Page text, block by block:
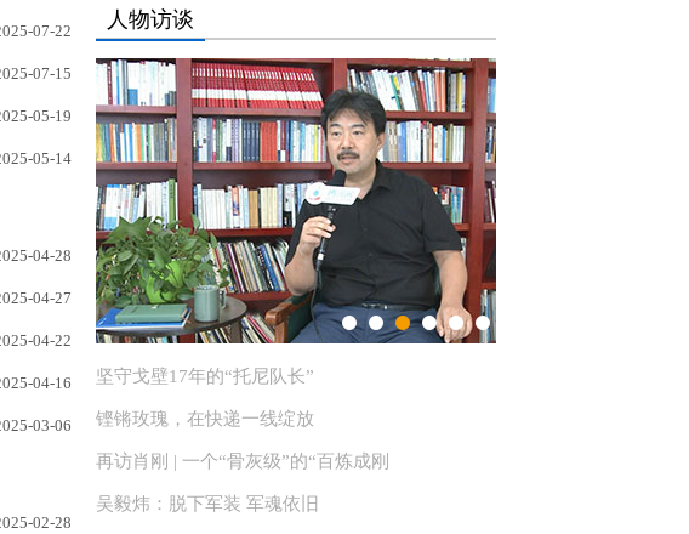
07-22
07-15
05-19
05-14
04-28
04-27
04-22
04-16
03-06
02-28
人物访谈
坚守戈壁17年的“托尼队长”
铿锵玫瑰，在快递一线绽放
再访肖刚 | 一个“骨灰级”的“百炼成刚
吴毅炜：脱下军装 军魂依旧